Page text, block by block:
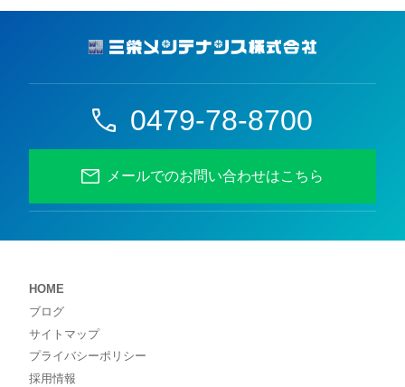
0479-78-8700
メールでのお問い合わせはこちら
HOME
ブログ
サイトマップ
プライバシーポリシー
採用情報